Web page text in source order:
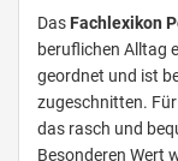
Das Fachlexikon
beruflichen Alltag
geordnet und ist
zugeschnitten.
das rasch und
Besonderen Wert